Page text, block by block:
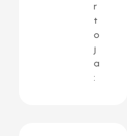
r
t
o
j
a
: